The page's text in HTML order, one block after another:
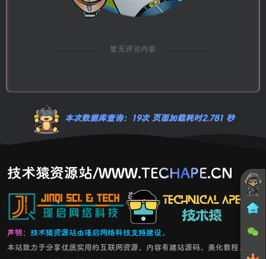
暂无评论内容
本次数据库查询：19次 页面加载耗时2.781 秒
技术猿资源站/WWW.TECHAPE.CN
声明： 技术猿资源站由瑾启网络科技支持建设。
本站致力于分享优质实用的互联网资源，内容有建站源码、美化教程、精